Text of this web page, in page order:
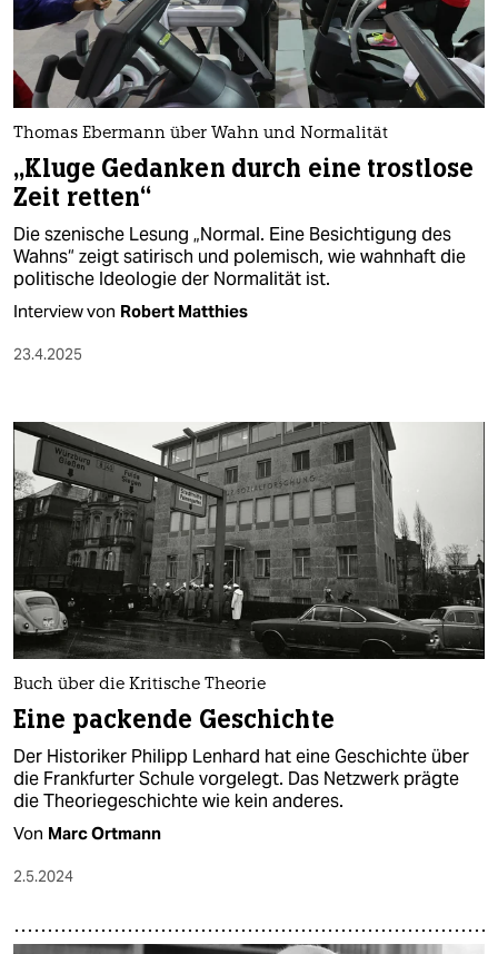
nord
wahrheit
verlag
verlag
veranstaltungen
shop
abo
genossenschaft
epaper login
Thomas Ebermann über Wahn und Normalität
„Kluge Gedanken durch eine trostlose
Zeit retten“
Die szenische Lesung „Normal. Eine Besichtigung des
Wahns“ zeigt satirisch und polemisch, wie wahnhaft die
politische Ideologie der Normalität ist.
Interview von Robert Matthies
23.4.2025
Buch über die Kritische Theorie
Eine packende Geschichte
Der Historiker Philipp Lenhard hat eine Geschichte über
die Frankfurter Schule vorgelegt. Das Netzwerk prägte
die Theoriegeschichte wie kein anderes.
Von Marc Ortmann
2.5.2024